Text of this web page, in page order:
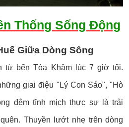
Thống Sống Động
Giữa Dòng Sông
từ bến Tòa Khâm lúc 7 giờ tối.
giai điệu "Lý Con Sáo", "Hò
đêm tĩnh mịch thực sự là trải
Thuyền lướt nhẹ trên dòng